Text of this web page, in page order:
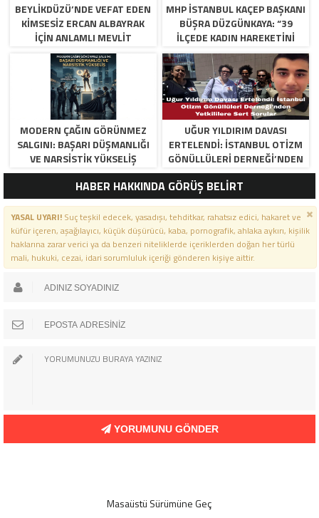
BEYLIKDÜZÜ’NDE VEFAT EDEN
KIMSESIZ ERCAN ALBAYRAK
İÇIN ANLAMLI MEVLIT
MHP İSTANBUL KAÇEP BAŞKANI
BÜŞRA DÜZGÜNKAYA: “39
İLÇEDE KADIN HAREKETINI
BAŞLATTIK”
MODERN ÇAĞIN GÖRÜNMEZ
SALGINI: BAŞARI DÜŞMANLIĞI
VE NARSISTIK YÜKSELIŞ
UĞUR YILDIRIM DAVASI
ERTELENDI: İSTANBUL OTIZM
GÖNÜLLÜLERI DERNEĞI’NDEN
YETKILILERE SERT SORULAR
HABER HAKKINDA GÖRÜŞ BELİRT
YASAL UYARI!Suç teşkil edecek, yasadışı, tehditkar, rahatsız edici, hakaret ve
küfür içeren, aşağılayıcı, küçük düşürücü, kaba, pornografik, ahlaka aykırı, kişilik
haklarına zarar verici ya da benzeri niteliklerde içeriklerden doğan her türlü
mali, hukuki, cezai, idari sorumluluk içeriği gönderen kişiye aittir.
YORUMUNU GÖNDER
Masaüstü Sürümüne Geç